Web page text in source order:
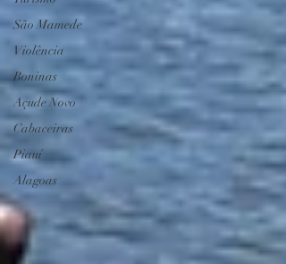
São Mamede
Violência
Boninas
Açude Novo
Cabaceiras
Piauí
Alagoas